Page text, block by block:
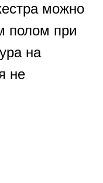
можно
полом при
на
не